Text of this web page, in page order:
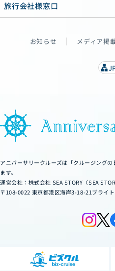
旅行会社様窓口
お知らせ メディア掲
lan
g
アニバーサリークルーズは「クルージング
ます。
運営会社：株式会社 SEA STORY（SEA
〒108-0022 東京都港区海岸3-18-21ブライ